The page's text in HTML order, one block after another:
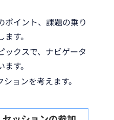
ポイント、課題の乗り
す。
ックスで、ナビゲータ
す。
ョンを考えます。